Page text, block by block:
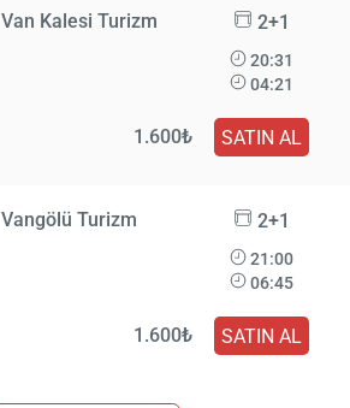
Van Kalesi Turizm 2+1
20:31
04:21
1.600₺ SATIN AL
Vangölü Turizm 2+1
21:00
06:45
1.600₺ SATIN AL